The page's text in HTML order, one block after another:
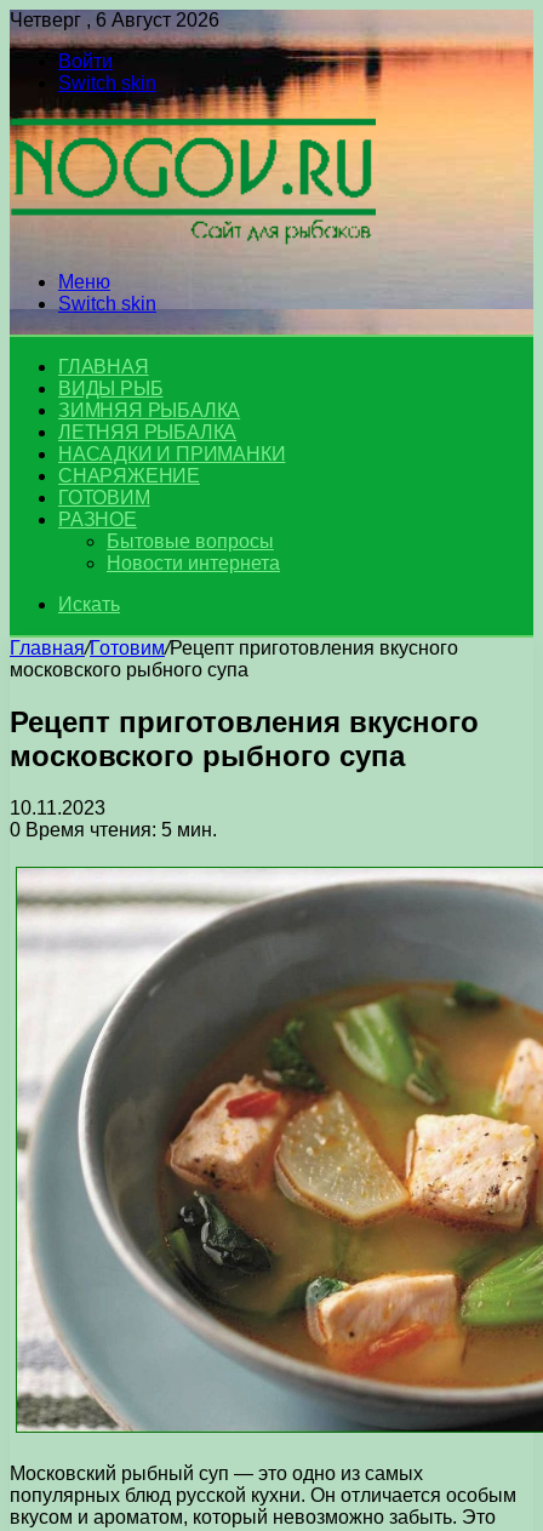
Четверг , 6 Август 2026
Войти
Switch skin
Меню
Switch skin
ГЛАВНАЯ
ВИДЫ РЫБ
ЗИМНЯЯ РЫБАЛКА
ЛЕТНЯЯ РЫБАЛКА
НАСАДКИ И ПРИМАНКИ
СНАРЯЖЕНИЕ
ГОТОВИМ
РАЗНОЕ
Бытовые вопросы
Новости интернета
Искать
Главная/Готовим/Рецепт приготовления вкусного
московского рыбного супа
Рецепт приготовления вкусного
московского рыбного супа
10.11.2023
0 Время чтения: 5 мин.
Московский рыбный суп — это одно из самых
популярных блюд русской кухни. Он отличается особым
вкусом и ароматом, который невозможно забыть. Это